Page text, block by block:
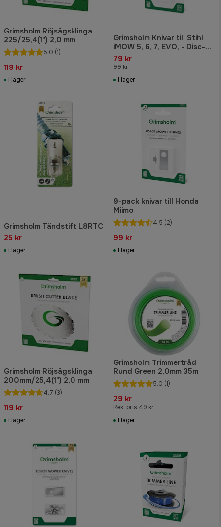
Grimsholm Röjsågsklinga
225/25,4(1") 2,0 mm
5.0 (1)
119 kr
I lager
Grimsholm Knivar till Stihl
iMOW 5, 6, 7, EVO, - Disc-
Cut, 9 st
79 kr
99 kr
I lager
Grimsholm Tändstift L8RTC
25 kr
I lager
9-pack knivar till Honda
Miimo
4.5 (2)
99 kr
I lager
Grimsholm Röjsågsklinga
200mm/25,4(1") 2,0 mm
4.7 (3)
119 kr
I lager
Grimsholm Trimmertråd
Rund Green 2,0mm 35m
5.0 (1)
29 kr
Rek. pris 49 kr
I lager